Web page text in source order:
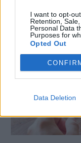
I want to opt-
Retention,
Personal Data
Purposes for
Opted Out
Data Deletion